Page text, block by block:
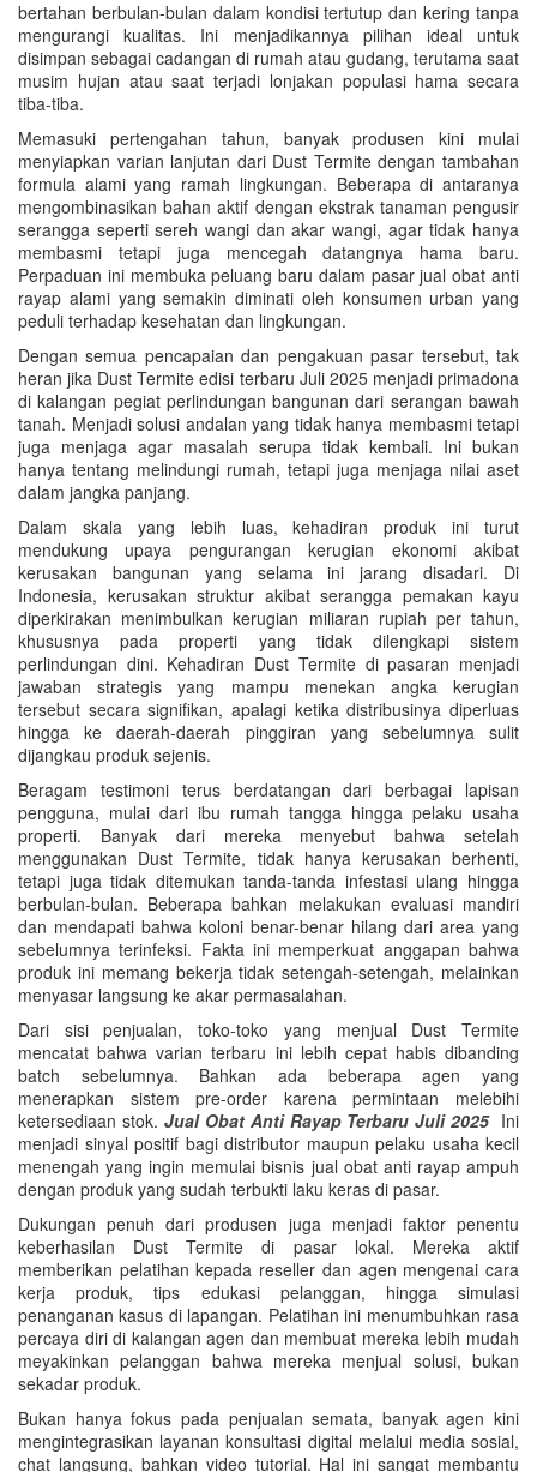
bertahan berbulan-bulan dalam kondisi tertutup dan kering tanpa
mengurangi kualitas. Ini menjadikannya pilihan ideal untuk
disimpan sebagai cadangan di rumah atau gudang, terutama saat
musim hujan atau saat terjadi lonjakan populasi hama secara
tiba-tiba.
Memasuki pertengahan tahun, banyak produsen kini mulai
menyiapkan varian lanjutan dari Dust Termite dengan tambahan
formula alami yang ramah lingkungan. Beberapa di antaranya
mengombinasikan bahan aktif dengan ekstrak tanaman pengusir
serangga seperti sereh wangi dan akar wangi, agar tidak hanya
membasmi tetapi juga mencegah datangnya hama baru.
Perpaduan ini membuka peluang baru dalam pasar jual obat anti
rayap alami yang semakin diminati oleh konsumen urban yang
peduli terhadap kesehatan dan lingkungan.
Dengan semua pencapaian dan pengakuan pasar tersebut, tak
heran jika Dust Termite edisi terbaru Juli 2025 menjadi primadona
di kalangan pegiat perlindungan bangunan dari serangan bawah
tanah. Menjadi solusi andalan yang tidak hanya membasmi tetapi
juga menjaga agar masalah serupa tidak kembali. Ini bukan
hanya tentang melindungi rumah, tetapi juga menjaga nilai aset
dalam jangka panjang.
Dalam skala yang lebih luas, kehadiran produk ini turut
mendukung upaya pengurangan kerugian ekonomi akibat
kerusakan bangunan yang selama ini jarang disadari. Di
Indonesia, kerusakan struktur akibat serangga pemakan kayu
diperkirakan menimbulkan kerugian miliaran rupiah per tahun,
khususnya pada properti yang tidak dilengkapi sistem
perlindungan dini. Kehadiran Dust Termite di pasaran menjadi
jawaban strategis yang mampu menekan angka kerugian
tersebut secara signifikan, apalagi ketika distribusinya diperluas
hingga ke daerah-daerah pinggiran yang sebelumnya sulit
dijangkau produk sejenis.
Beragam testimoni terus berdatangan dari berbagai lapisan
pengguna, mulai dari ibu rumah tangga hingga pelaku usaha
properti. Banyak dari mereka menyebut bahwa setelah
menggunakan Dust Termite, tidak hanya kerusakan berhenti,
tetapi juga tidak ditemukan tanda-tanda infestasi ulang hingga
berbulan-bulan. Beberapa bahkan melakukan evaluasi mandiri
dan mendapati bahwa koloni benar-benar hilang dari area yang
sebelumnya terinfeksi. Fakta ini memperkuat anggapan bahwa
produk ini memang bekerja tidak setengah-setengah, melainkan
menyasar langsung ke akar permasalahan.
Dari sisi penjualan, toko-toko yang menjual Dust Termite
mencatat bahwa varian terbaru ini lebih cepat habis dibanding
batch sebelumnya. Bahkan ada beberapa agen yang
menerapkan sistem pre-order karena permintaan melebihi
ketersediaan stok. Jual Obat Anti Rayap Terbaru Juli 2025Ini
menjadi sinyal positif bagi distributor maupun pelaku usaha kecil
menengah yang ingin memulai bisnis jual obat anti rayap ampuh
dengan produk yang sudah terbukti laku keras di pasar.
Dukungan penuh dari produsen juga menjadi faktor penentu
keberhasilan Dust Termite di pasar lokal. Mereka aktif
memberikan pelatihan kepada reseller dan agen mengenai cara
kerja produk, tips edukasi pelanggan, hingga simulasi
penanganan kasus di lapangan. Pelatihan ini menumbuhkan rasa
percaya diri di kalangan agen dan membuat mereka lebih mudah
meyakinkan pelanggan bahwa mereka menjual solusi, bukan
sekadar produk.
Bukan hanya fokus pada penjualan semata, banyak agen kini
mengintegrasikan layanan konsultasi digital melalui media sosial,
chat langsung, bahkan video tutorial. Hal ini sangat membantu